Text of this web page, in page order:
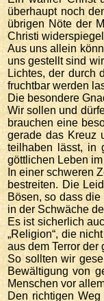
überhaupt noch
übrigen Nöte der
Christi
Aus uns allein
uns gestellt sind
Lichtes, der durch
fruchtbar werden
Die besondere
Wir sollen und
brauchen eine
gerade das Kreuz
teilhaben lässt, in
göttlichen Leben
In einer schweren
bestreiten. Die
Bösen, so dass
in der Schwäche
Es ist sicherlich
„Religion“, die
aus dem Terror
So sollten wir
Bewältigung von
Menschen vor
Den richtigen